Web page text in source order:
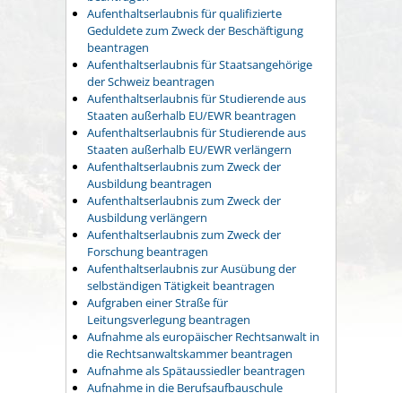
Aufenthaltserlaubnis für qualifizierte
Geduldete zum Zweck der Beschäftigung
beantragen
Aufenthaltserlaubnis für Staatsangehörige
der Schweiz beantragen
Aufenthaltserlaubnis für Studierende aus
Staaten außerhalb EU/EWR beantragen
Aufenthaltserlaubnis für Studierende aus
Staaten außerhalb EU/EWR verlängern
Aufenthaltserlaubnis zum Zweck der
Ausbildung beantragen
Aufenthaltserlaubnis zum Zweck der
Ausbildung verlängern
Aufenthaltserlaubnis zum Zweck der
Forschung beantragen
Aufenthaltserlaubnis zur Ausübung der
selbständigen Tätigkeit beantragen
Aufgraben einer Straße für
Leitungsverlegung beantragen
Aufnahme als europäischer Rechtsanwalt in
die Rechtsanwaltskammer beantragen
Aufnahme als Spätaussiedler beantragen
Aufnahme in die Berufsaufbauschule